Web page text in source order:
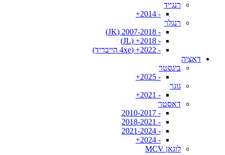
רנגייד
- 2014+
רנגלר
- 2007-2018 (JK)
- 2018+ (JL)
- 2022+ (4xe הייבריד)
דאציה
ביגסטר
- 2025+
גוגר
- 2021+
דאסטר
- 2010-2017
- 2018-2021
- 2021-2024
- 2024+
לוגאן MCV